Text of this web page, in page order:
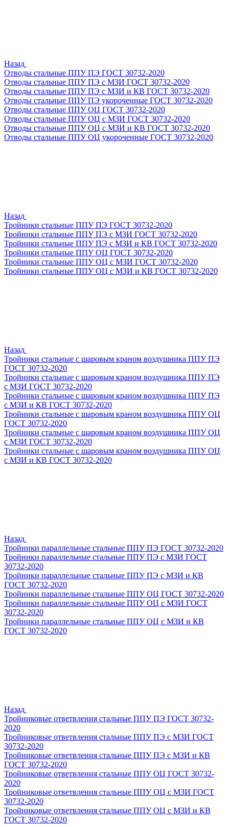
Назад
Отводы стальные ППУ ПЭ ГОСТ 30732-2020
Отводы стальные ППУ ПЭ с МЗИ ГОСТ 30732-2020
Отводы стальные ППУ ПЭ с МЗИ и КВ ГОСТ 30732-2020
Отводы стальные ППУ ПЭ укороченные ГОСТ 30732-2020
Отводы стальные ППУ ОЦ ГОСТ 30732-2020
Отводы стальные ППУ ОЦ с МЗИ ГОСТ 30732-2020
Отводы стальные ППУ ОЦ с МЗИ и КВ ГОСТ 30732-2020
Отводы стальные ППУ ОЦ укороченные ГОСТ 30732-2020
Назад
Тройники стальные ППУ ПЭ ГОСТ 30732-2020
Тройники стальные ППУ ПЭ с МЗИ ГОСТ 30732-2020
Тройники стальные ППУ ПЭ с МЗИ и КВ ГОСТ 30732-2020
Тройники стальные ППУ ОЦ ГОСТ 30732-2020
Тройники стальные ППУ ОЦ с МЗИ ГОСТ 30732-2020
Тройники стальные ППУ ОЦ с МЗИ и КВ ГОСТ 30732-2020
Назад
Тройники стальные с шаровым краном воздушника ППУ ПЭ
ГОСТ 30732-2020
Тройники стальные с шаровым краном воздушника ППУ ПЭ
с МЗИ ГОСТ 30732-2020
Тройники стальные с шаровым краном воздушника ППУ ПЭ
с МЗИ и КВ ГОСТ 30732-2020
Тройники стальные с шаровым краном воздушника ППУ ОЦ
ГОСТ 30732-2020
Тройники стальные с шаровым краном воздушника ППУ ОЦ
с МЗИ ГОСТ 30732-2020
Тройники стальные с шаровым краном воздушника ППУ ОЦ
с МЗИ и КВ ГОСТ 30732-2020
Назад
Тройники параллельные стальные ППУ ПЭ ГОСТ 30732-2020
Тройники параллельные стальные ППУ ПЭ с МЗИ ГОСТ
30732-2020
Тройники параллельные стальные ППУ ПЭ с МЗИ и КВ
ГОСТ 30732-2020
Тройники параллельные стальные ППУ ОЦ ГОСТ 30732-2020
Тройники параллельные стальные ППУ ОЦ с МЗИ ГОСТ
30732-2020
Тройники параллельные стальные ППУ ОЦ с МЗИ и КВ
ГОСТ 30732-2020
Назад
Тройниковые ответвления стальные ППУ ПЭ ГОСТ 30732-
2020
Тройниковые ответвления стальные ППУ ПЭ с МЗИ ГОСТ
30732-2020
Тройниковые ответвления стальные ППУ ПЭ с МЗИ и КВ
ГОСТ 30732-2020
Тройниковые ответвления стальные ППУ ОЦ ГОСТ 30732-
2020
Тройниковые ответвления стальные ППУ ОЦ с МЗИ ГОСТ
30732-2020
Тройниковые ответвления стальные ППУ ОЦ с МЗИ и КВ
ГОСТ 30732-2020